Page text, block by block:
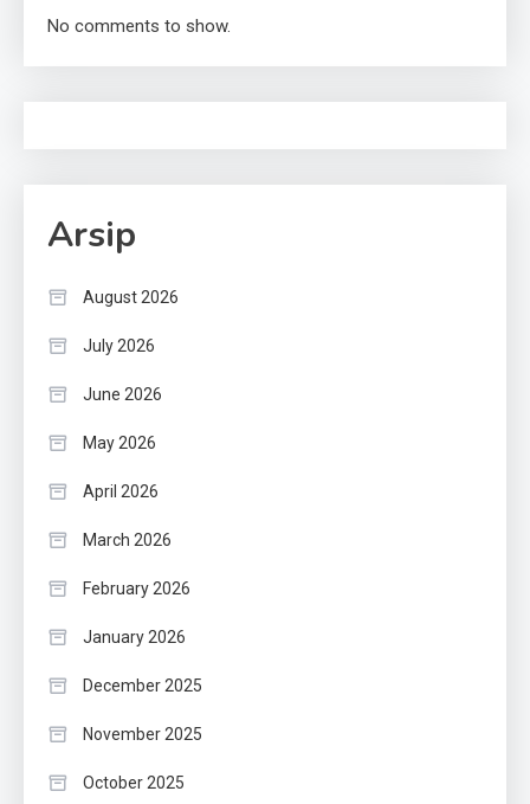
No comments to show.
Arsip
August 2026
July 2026
June 2026
May 2026
April 2026
March 2026
February 2026
January 2026
December 2025
November 2025
October 2025